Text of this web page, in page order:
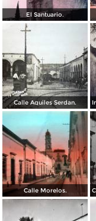
El Santuario.
Calle Aquiles Serdan.
Calle Morelos.